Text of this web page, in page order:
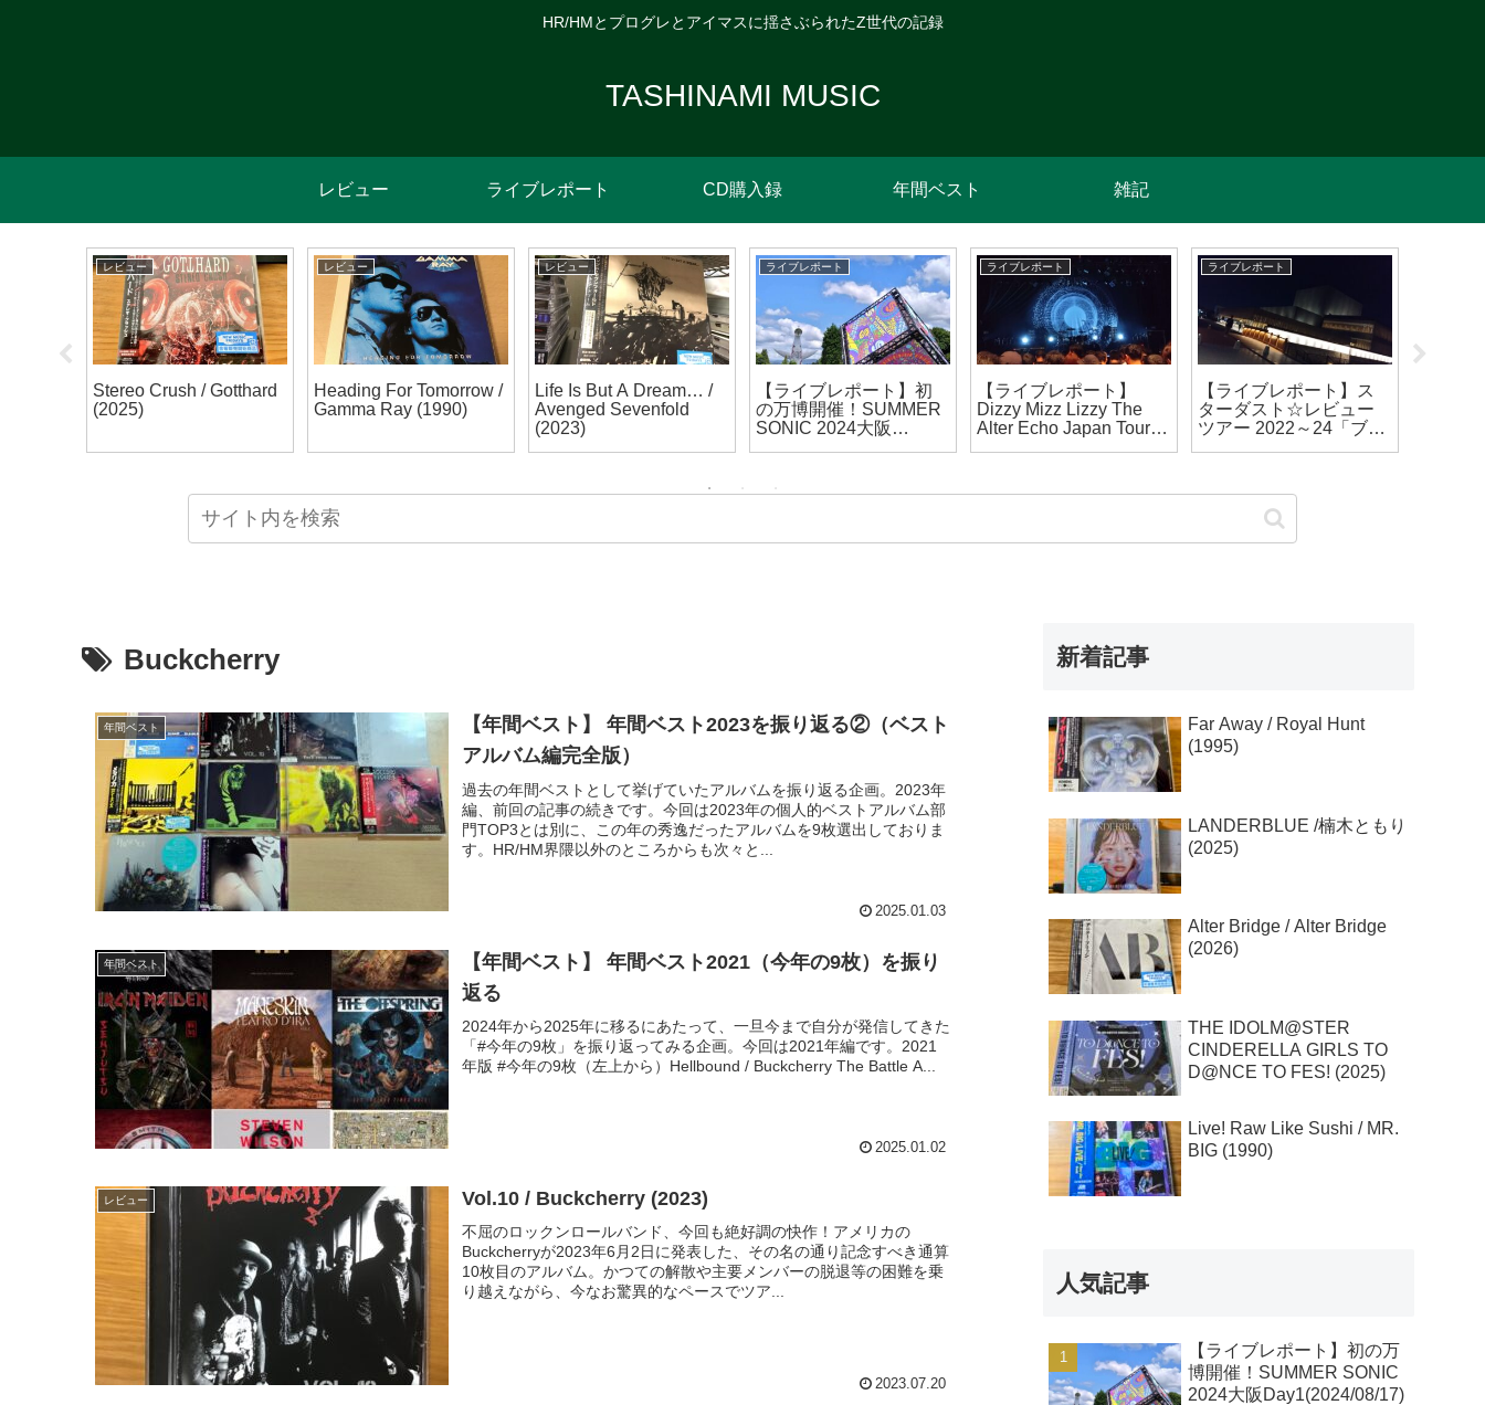
HR/HMとプログレとアイマスに揺さぶられたZ世代の記録
TASHINAMI MUSIC
レビュー ライブレポート CD購入録 年間ベスト 雑記
レビュー
Stereo Crush / Gotthard
(2025)
レビュー
Heading For Tomorrow /
Gamma Ray (1990)
レビュー
Life Is But A Dream… /
Avenged Sevenfold
(2023)
ライブレポート
【ライブレポート】初
の万博開催！SUMMER
SONIC 2024大阪
ライブレポート
【ライブレポート】
Dizzy Mizz Lizzy The
Alter Echo Japan Tour
ライブレポート
【ライブレポート】ス
ターダスト☆レビュー
ツアー 2022～24「ブギ
演(2024/5/21)
Buckcherry
年間ベスト
【年間ベスト】 年間ベスト2023を振り返る②（ベスト
アルバム編完全版）
過去の年間ベストとして挙げていたアルバムを振り返る企画。2023年
編、前回の記事の続きです。今回は2023年の個人的ベストアルバム部
門TOP3とは別に、この年の秀逸だったアルバムを9枚選出しておりま
す。HR/HM界隈以外のところからも次々と...
2025.01.03
年間ベスト
【年間ベスト】 年間ベスト2021（今年の9枚）を振り
返る
2024年から2025年に移るにあたって、一旦今まで自分が発信してきた
「#今年の9枚」を振り返ってみる企画。今回は2021年編です。2021
年版 #今年の9枚（左上から）Hellbound / Buckcherry The Battle A...
2025.01.02
レビュー Vol.10 / Buckcherry (2023)
不屈のロックンロールバンド、今回も絶好調の快作！アメリカの
Buckcherryが2023年6月2日に発表した、その名の通り記念すべき通算
10枚目のアルバム。かつての解散や主要メンバーの脱退等の困難を乗
り越えながら、今なお驚異的なペースでツア...
2023.07.20
新着記事
Far Away / Royal Hunt
(1995)
LANDERBLUE /楠木ともり
(2025)
Alter Bridge / Alter Bridge
(2026)
THE IDOLM@STER
CINDERELLA GIRLS TO
D@NCE TO FES! (2025)
Live! Raw Like Sushi / MR.
BIG (1990)
人気記事
【ライブレポート】初の万
博開催！SUMMER SONIC
2024大阪Day1(2024/08/17)